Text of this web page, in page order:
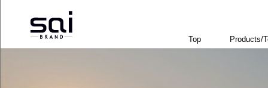
Top Products/